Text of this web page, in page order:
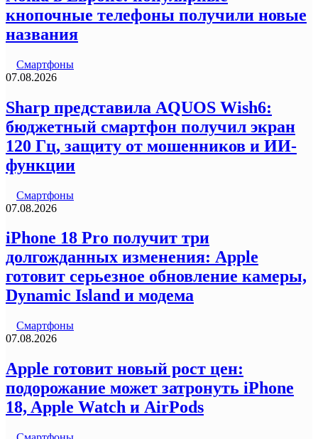
кнопочные телефоны получили новые
названия
Смартфоны
07.08.2026
Sharp представила AQUOS Wish6:
бюджетный смартфон получил экран
120 Гц, защиту от мошенников и ИИ-
функции
Смартфоны
07.08.2026
iPhone 18 Pro получит три
долгожданных изменения: Apple
готовит серьезное обновление камеры,
Dynamic Island и модема
Смартфоны
07.08.2026
Apple готовит новый рост цен:
подорожание может затронуть iPhone
18, Apple Watch и AirPods